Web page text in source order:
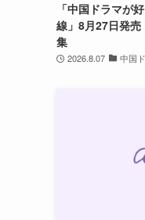
「中国ドラマが
線」8月27日発
集
2026.8.07 中国